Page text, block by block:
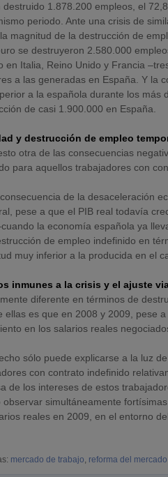
destruido 1.878.200 empleos, el
periodo. Ante una crisis de
magnitud de la destrucción de
se destruyeron 2.580.000
en Italia, Reino Unido y Francia
a las generadas en España. Y la
a la española durante los
de casi 1.900.000 en España.
y destrucción de empleo
otra de las consecuencias
para aquellos trabajadores con
de la desaceleración
pese a que el PIB real todavía
la economía española ya
de empleo indefinido en
muy inferior a la producida en el
inmunes a la crisis y el ajuste
diferente en términos de
ellas es que en 2008 y 2009, pese
en los salarios reales
sólo puede explicarse a la luz
con contrato indefinido
de los intereses de estos
observar simultáneamente
reales en 2009, en el entorno
mercado de trabajo, reforma del